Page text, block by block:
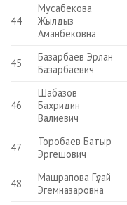
44
Мусабекова
Жылдыз
Аманбековна
45
Базарбаев Эрлан
Базарбаевич
46
Шабазов
Бахридин
Валиевич
47
Торобаев Батыр
Эргешович
48
Машрапова Гүлай
Эгемназаровна